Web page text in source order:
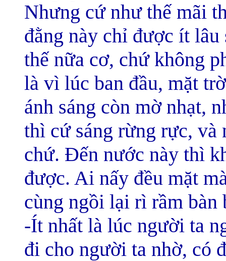
Nhưng cứ như thế mãi
đằng này chỉ được ít
thế nữa cơ, chứ không
là vì lúc ban đầu, mặt
ánh sáng còn mờ nhạt,
thì cứ sáng rừng rực, và
chứ. Đến nước này thì
được. Ai nấy đều mặt
cùng ngồi lại rì rầm bàn
-Ít nhất là lúc người ta
đi cho người ta nhờ, có